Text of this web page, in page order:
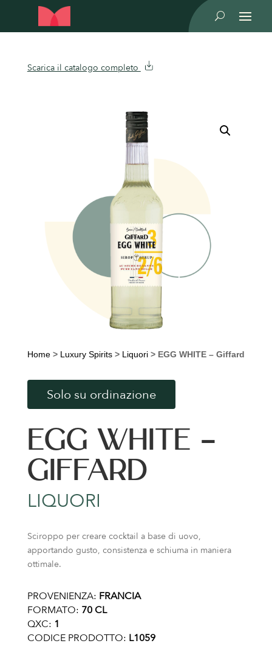
U
Scarica il catalogo completo
Home> Luxury Spirits> Liquori> EGG WHITE – Giffard
Solo su ordinazione
EGG WHITE –
GIFFARD
LIQUORI
Sciroppo per creare cocktail a base di uovo,
apportando gusto, consistenza e schiuma in maniera
ottimale.
PROVENIENZA: FRANCIA
FORMATO: 70 CL
QXC: 1
CODICE PRODOTTO: L1059